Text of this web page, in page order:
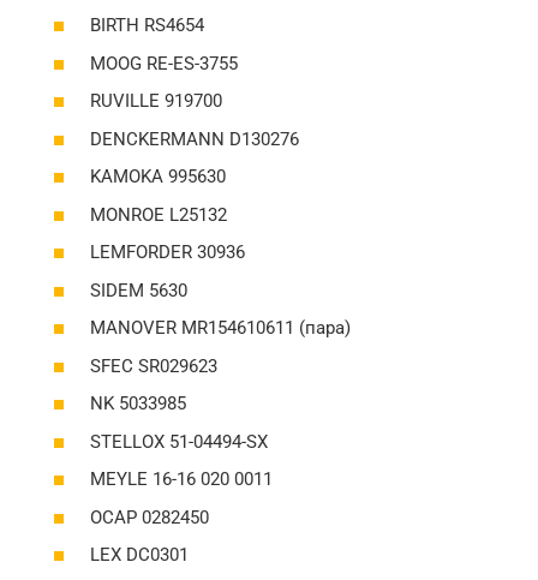
BIRTH RS4654
MOOG RE-ES-3755
RUVILLE 919700
DENCKERMANN D130276
KAMOKA 995630
MONROE L25132
LEMFORDER 30936
SIDEM 5630
MANOVER MR154610611 (пара)
SFEC SR029623
NK 5033985
STELLOX 51-04494-SX
MEYLE 16-16 020 0011
OCAP 0282450
LEX DC0301